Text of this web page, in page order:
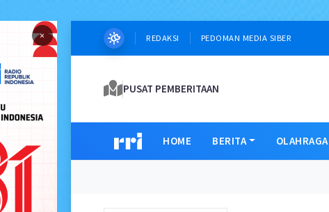
× REDAKSI PEDOMAN MEDIA SIBER
PUSAT PEMBERITAAN
HOME BERITA OLAHRAGA